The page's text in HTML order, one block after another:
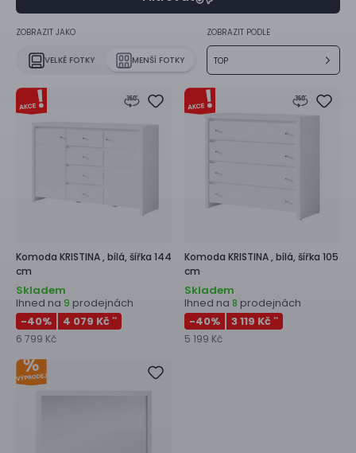
ZOBRAZIT JAKO
VELKÉ FOTKY MENŠÍ FOTKY
ZOBRAZIT PODLE
TOP
Komoda KRISTINA , bílá, šířka 144
cm
Skladem
Ihned na 9 prodejnách
-40% 4 079 Kč **
6 799 Kč
Komoda KRISTINA , bílá, šířka 105
cm
Skladem
Ihned na 8 prodejnách
-40% 3 119 Kč **
5 199 Kč